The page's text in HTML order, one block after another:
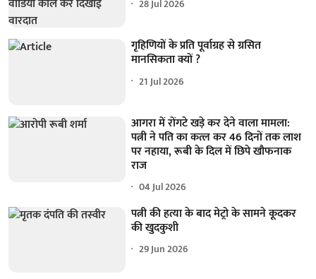
28 Jul 2026
गृहिणियों के प्रति पूर्वाग्रह से ग्रसित
मानसिकता क्यों ?
21 Jul 2026
आगरा में रोंगटे खड़े कर देने वाला मामला:
पत्नी ने पति का कत्ल कर 46 दिनों तक लाश
पर नहाया, रूबी के दिल में छिपे खौफनाक
राज
04 Jul 2026
पत्नी की हत्या के बाद मेट्रो के सामने कूदकर
की खुदकुशी
29 Jun 2026